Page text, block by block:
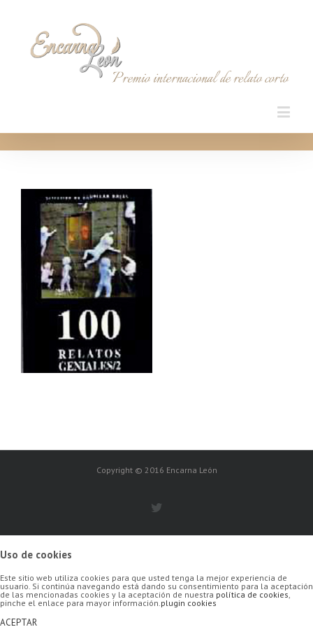
Copyright © 2016 Encarna León
Uso de cookies
Este sitio web utiliza cookies para que usted tenga la mejor experiencia de
usuario. Si continúa navegando está dando su consentimiento para la aceptación
de las mencionadas cookies y la aceptación de nuestra política de cookies
pinche el enlace para mayor información. plugin cookies
ACEPTAR